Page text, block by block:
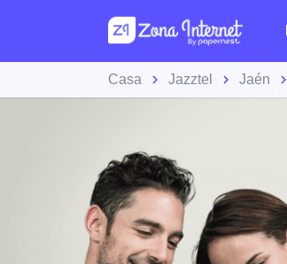
Casa Jazztel Jaén